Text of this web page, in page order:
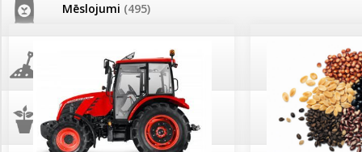
Mēslojumi (495)
Augsne, kūdra, mulča
Podi un kasetes(646)
26.05. Vebinārs - Kā ierobežot
gliemežus piemājas dārzā un
Darba laiks Līgo svētkos
Ūdens piemērotības noteikšana
AKCIJAS komplekts -
frontālais iekrāvējs
mulčieris + piekabe
AKCIJAS komplekts -
frēze + mulčieris